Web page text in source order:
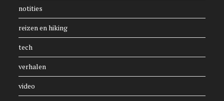
notities
reizen en hiking
tech
verhalen
video